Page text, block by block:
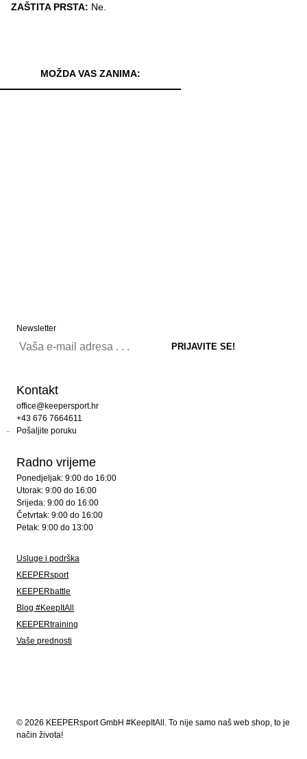
ZAŠTITA PRSTA: Ne.
MOŽDA VAS ZANIMA:
Newsletter
Kontakt
office@keepersport.hr
+43 676 7664611
Pošaljite poruku
Radno vrijeme
Ponedjeljak: 9:00 do 16:00
Utorak: 9:00 do 16:00
Srijeda: 9:00 do 16:00
Četvrtak: 9:00 do 16:00
Petak: 9:00 do 13:00
Usluge i podrška
KEEPERsport
KEEPERbattle
Blog #KeepItAll
KEEPERtraining
Vaše prednosti
© 2026 KEEPERsport GmbH #KeepItAll. To nije samo naš web shop, to je
način života!